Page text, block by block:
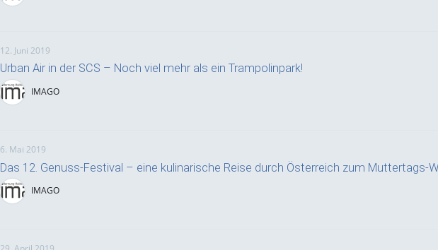
12. Juni 2019
Urban Air in der SCS – Noch viel mehr als ein Trampolinpark!
IMAGO
6. Mai 2019
Das 12. Genuss-Festival – eine kulinarische Reise durch Österreich zum Muttertags-
IMAGO